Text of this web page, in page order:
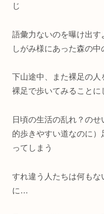
じ
語彙力ないのを曝け出す
しがみ様にあった森の
下山途中、また裸足の
裸足で歩いてみることに
日頃の生活の乱れ？の
的歩きやすい道なのに
ってしまう
すれ違う人たちは何も
に…